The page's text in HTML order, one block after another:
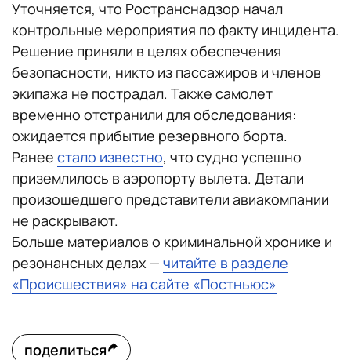
Уточняется, что Ространснадзор начал
контрольные мероприятия по факту инцидента.
Решение приняли в целях обеспечения
безопасности, никто из пассажиров и членов
экипажа не пострадал. Также самолет
временно отстранили для обследования:
ожидается прибытие резервного борта.
Ранее стало известно, что судно успешно
приземлилось в аэропорту вылета. Детали
произошедшего представители авиакомпании
не раскрывают.
Больше материалов о криминальной хронике и
резонансных делах — читайте в разделе
«Происшествия» на сайте «Постньюс»
поделиться